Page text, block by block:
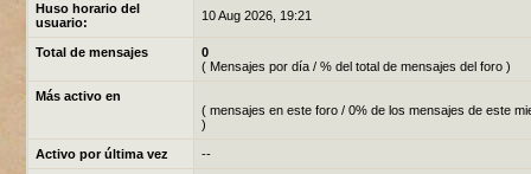
Huso horario del
usuario:
10 Aug 2026, 19:21
Total de mensajes
0
( Mensajes por día / % del total de mensajes del foro )
Más activo en
( mensajes en este foro / 0% de los mensajes de este
)
Activo por última vez --